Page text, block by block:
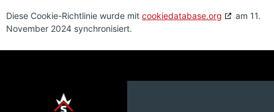
Diese Cookie-Richtlinie wurde mit cookiedatabase.org
am 11.
November 2024 synchronisiert.